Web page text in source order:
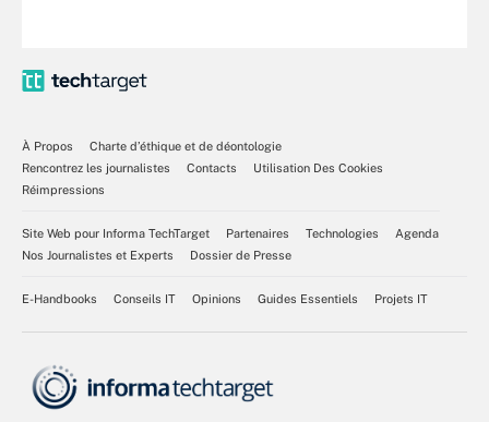
À Propos
Charte d’éthique et de déontologie
Rencontrez les journalistes
Contacts
Utilisation Des Cookies
Réimpressions
Site Web pour Informa TechTarget Partenaires Technologies
Agenda
Nos Journalistes et Experts
Dossier de Presse
E-Handbooks Conseils IT Opinions Guides Essentiels Projets IT